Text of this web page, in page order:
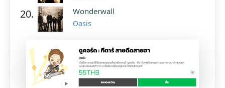
20. Wonderwall
Oasis